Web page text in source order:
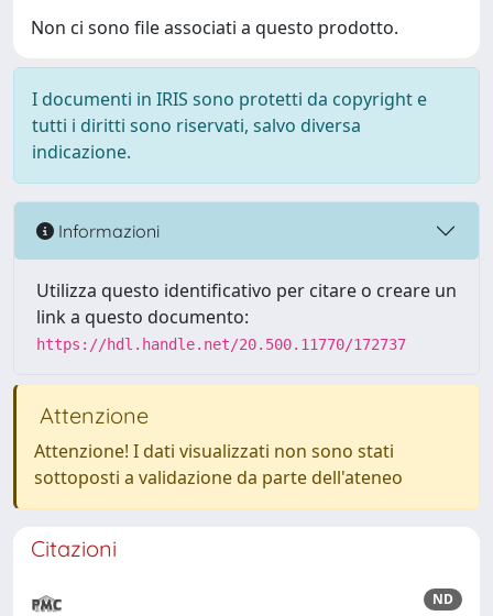
Non ci sono file associati a questo prodotto.
I documenti in IRIS sono protetti da copyright e
tutti i diritti sono riservati, salvo diversa
indicazione.
Informazioni
Utilizza questo identificativo per citare o creare un
link a questo documento:
https://hdl.handle.net/20.500.11770/172737
Attenzione
Attenzione! I dati visualizzati non sono stati
sottoposti a validazione da parte dell'ateneo
Citazioni
ND